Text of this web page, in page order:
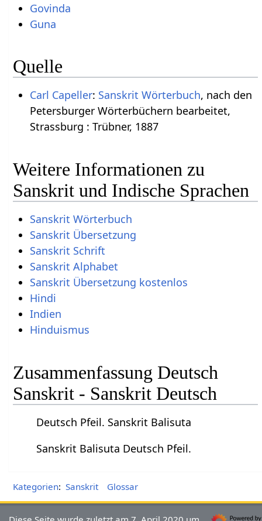
Govinda
Guna
Quelle
Carl Capeller: Sanskrit Wörterbuch, nach den
Petersburger Wörterbüchern bearbeitet,
Strassburg : Trübner, 1887
Weitere Informationen zu
Sanskrit und Indische Sprachen
Sanskrit Wörterbuch
Sanskrit Übersetzung
Sanskrit Schrift
Sanskrit Alphabet
Sanskrit Übersetzung kostenlos
Hindi
Indien
Hinduismus
Zusammenfassung Deutsch
Sanskrit - Sanskrit Deutsch
Deutsch Pfeil. Sanskrit Balisuta
Sanskrit Balisuta Deutsch Pfeil.
Kategorien: Sanskrit Glossar